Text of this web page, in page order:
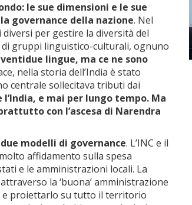
le sue dimensioni e le sue
governance della nazione. Nel
per gestire la diversità del
di gruppi linguistico-culturali, ognuno
lingue, ma ce ne sono
nella storia dell’India è stato
centrale sollecitava tributi dai
e mai per lungo tempo. Ma
con l’ascesa di Narendra
modelli di governance. L’INC e il
affidamento sulla spesa
e le amministrazioni locali. La
la ‘buona’ amministrazione
e proiettarlo su tutto il territorio